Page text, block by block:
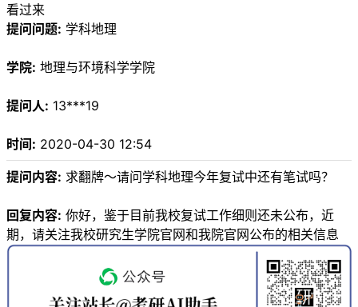
看过来
提问问题: 学科地理
学院: 地理与环境科学学院
提问人: 13***19
时间: 2020-04-30 12:54
提问内容: 求翻牌～请问学科地理今年复试中还有笔试吗？
回复内容: 你好，鉴于目前我校复试工作细则还未公布，近
期，请关注我校研究生学院官网和我院官网公布的相关信息